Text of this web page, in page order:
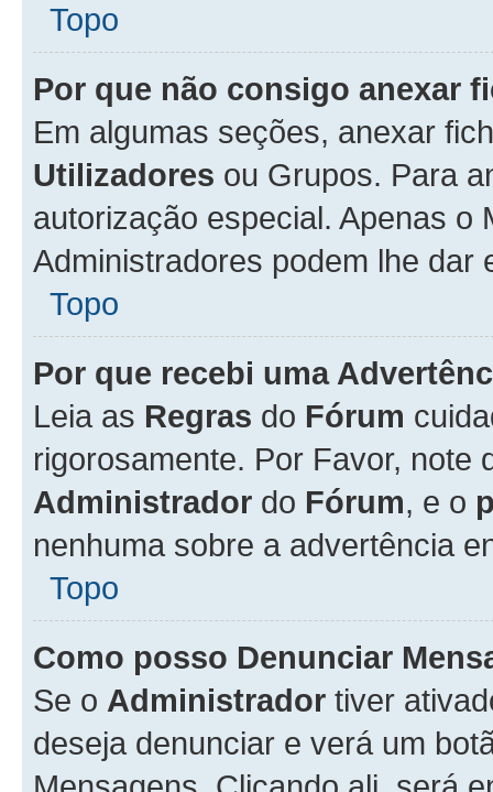
Topo
Por que não consigo anexar
Em algumas seções, anexar
Utilizadores ou Grupos. Para
autorização especial. Apenas o
Administradores podem lhe
Topo
Por que recebi uma
Leia as Regras do Fórum
rigorosamente. Por Favor, note
Administrador do Fórum, e o
nenhuma sobre a advertência
Topo
Como posso Denunciar
Se o Administrador tiver
deseja denunciar e verá um